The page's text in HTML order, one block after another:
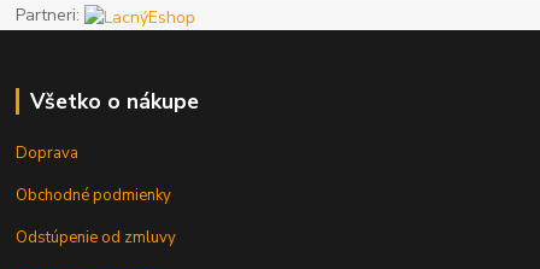
Partneri:
Všetko o nákupe
Doprava
Obchodné podmienky
Odstúpenie od zmluvy